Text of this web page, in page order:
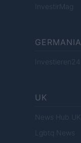
InvestirMag
GERMANIA
Investieren24
UK
News Hub UK
Lgbtq News